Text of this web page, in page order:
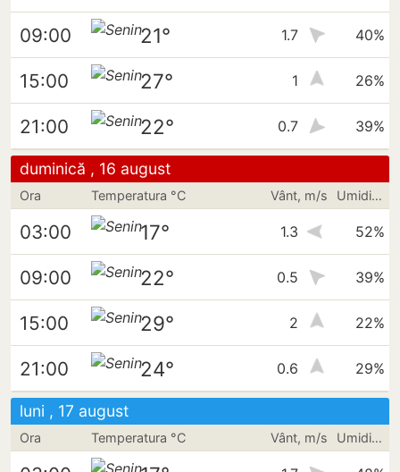
09:00 21° 1.7 40%
15:00 27° 1 26%
21:00 22° 0.7 39%
duminică , 16 august
Ora Temperatura °C Vânt, m/s Umiditate
03:00 17° 1.3 52%
09:00 22° 0.5 39%
15:00 29° 2 22%
21:00 24° 0.6 29%
luni , 17 august
Ora Temperatura °C Vânt, m/s Umiditate